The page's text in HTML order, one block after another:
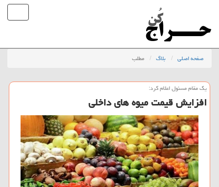
صفحه اصلی بلاگ مطلب
یك مقام مسئول اعلام كرد:
افزایش قیمت میوه های داخلی